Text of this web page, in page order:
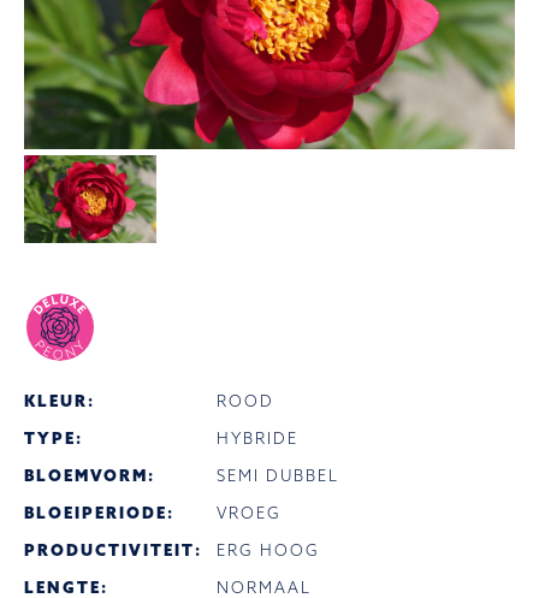
KLEUR:
ROOD
TYPE:
HYBRIDE
BLOEMVORM:
SEMI DUBBEL
BLOEIPERIODE:
VROEG
PRODUCTIVITEIT:
ERG HOOG
LENGTE:
NORMAAL